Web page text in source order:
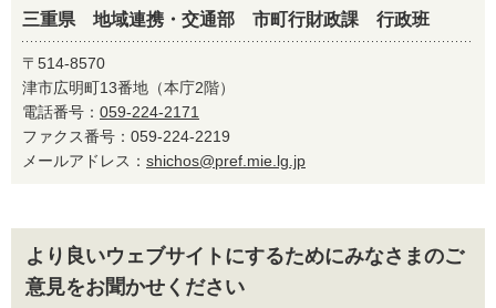
三重県 地域連携・交通部 市町行財政課 行政班
〒514-8570
津市広明町13番地（本庁2階）
電話番号： 059-224-2171
ファクス番号：059-224-2219
メールアドレス： shichos@pref.mie.lg.jp
より良いウェブサイトにするためにみなさまのご
意見をお聞かせください